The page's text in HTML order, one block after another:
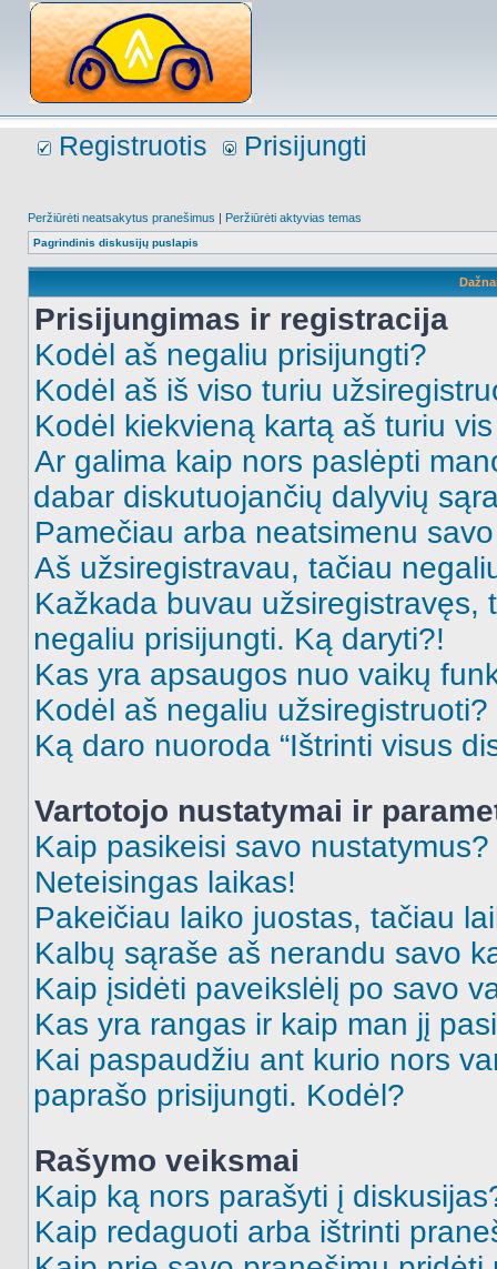
Registruotis Prisijungti
Peržiūrėti neatsakytus pranešimus | Peržiūrėti aktyvias temas
Pagrindinis diskusijų puslapis
Prisijungimas ir registracija
Kodėl aš negaliu prisijungti?
Kodėl aš iš viso turiu
Kodėl kiekvieną kartą aš turiu
Ar galima kaip nors paslėpti
dabar diskutuojančių dalyvių
Pamečiau arba neatsimenu
Aš užsiregistravau, tačiau
Kažkada buvau užsiregistravęs,
negaliu prisijungti. Ką daryti?!
Kas yra apsaugos nuo vaikų
Kodėl aš negaliu užsiregistruoti?
Ką daro nuoroda “Ištrinti visus
Vartotojo nustatymai ir
Kaip pasikeisi savo nustatymus?
Neteisingas laikas!
Pakeičiau laiko juostas, tačiau
Kalbų sąraše aš nerandu savo
Kaip įsidėti paveikslėlį po savo
Kas yra rangas ir kaip man jį
Kai paspaudžiu ant kurio nors
paprašo prisijungti. Kodėl?
Rašymo veiksmai
Kaip ką nors parašyti į
Kaip redaguoti arba ištrinti